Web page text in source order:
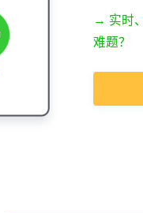
→ 实时
难题？